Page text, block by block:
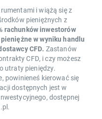
i wiążą się z
pieniężnych z
rachunków inwestorów
w wyniku handlu
CFD. Zastanów
CFD, i czy możesz
utraty pieniędzy.
powinieneś kierować się
dostępnych jest w
dostępnej